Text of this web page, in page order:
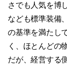
さでも人気を博
なども標準装備
の基準を満たし
く、ほとんどの
だが、経営する